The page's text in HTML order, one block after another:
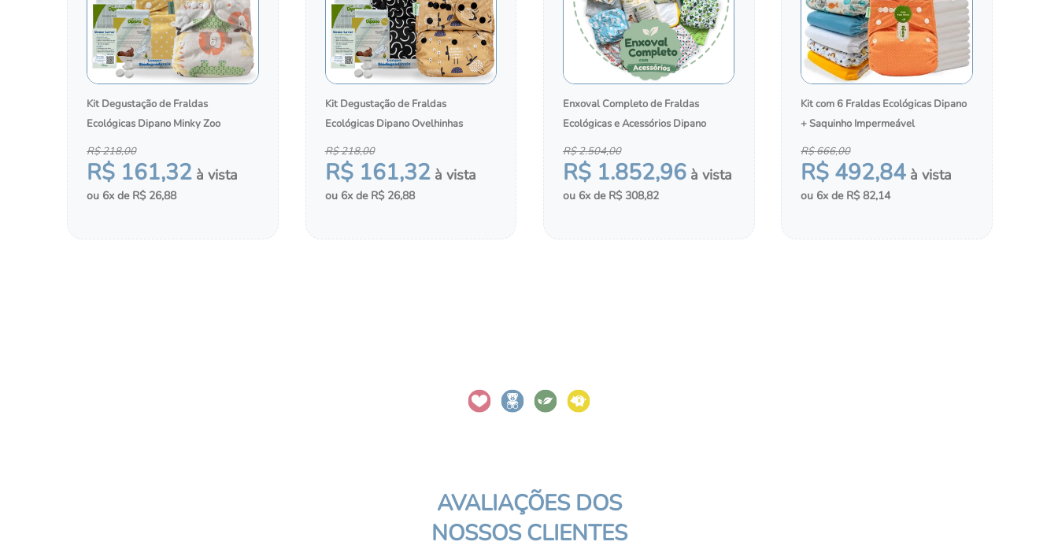
Kit Degustação de Fraldas
Ecológicas Dipano Minky Zoo
R$ 161,32
R$218,00
6 R$ 26,88
Kit Degustação de Fraldas
Ecológicas Dipano Ovelhinhas
R$ 161,32
R$218,00
6 R$ 26,88
Enxoval Completo de Fraldas
Ecológicas e Acessórios Dipano
R$ 1.852,96
R$2.504,00
6 R$ 308,82
Kit com 6 Fraldas Ecológicas Dipano
+ Saquinho Impermeável
R$ 492,84
R$666,00
6 R$ 82,14
AVALIAÇÕES DOS
NOSSOS CLIENTES